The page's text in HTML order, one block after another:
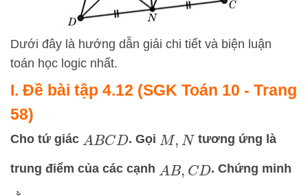
Dưới đây là hướng dẫn giải chi tiết và biện luận
toán học logic nhất.
I. Đề bài tập 4.12 (SGK Toán 10 - Trang
58)
Cho tứ giác ABCD. Gọi M,N tương ứng là
trung điểm của các cạnh AB, CD . Chứng minh